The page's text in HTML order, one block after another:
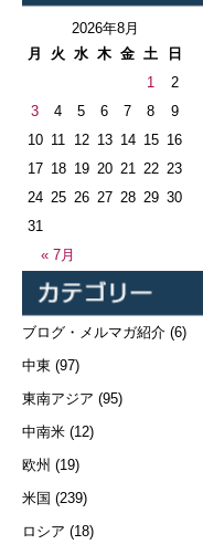
2026年8月
月
火 水 木 金 土 日
« 7月
1
2
3
4 5 6 7 8
9
10 11 12 13 14 15 16
17 18 19 20 21 22 23
24 25 26 27 28 29 30
31
ブログ・メルマガ紹介 (6)
中東 (97)
東南アジア (95)
中南米 (12)
欧州 (19)
米国 (239)
ロシア (18)